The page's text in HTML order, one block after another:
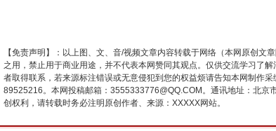
【免责声明】：以上图、文、音/视频文章内容转载于网络（本网原创
之用，禁止用于商业用途，并不代表本网赞同其观点。仅供交流学习了
者取得联系，若来源标注错误或无意侵犯到您的权益烦请告知本网制作
89525216。本网投稿邮箱：3555333776@QQ.COM。通讯地址：北京
创权利，请转载时务必注明原创作者、来源：XXXXX网站。